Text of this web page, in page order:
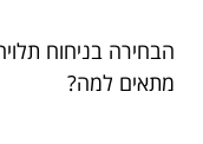
הבחירה בניחוח
מתאים למה?